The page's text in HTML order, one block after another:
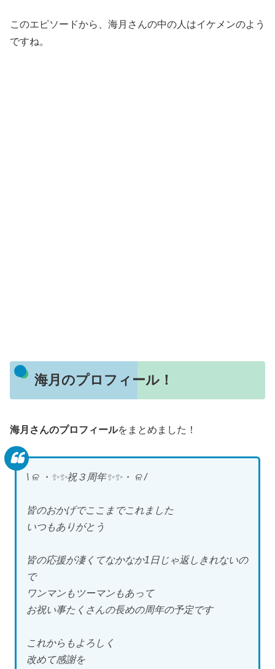
このエピソードから、海月さんの中の人はイケメンのよう
ですね。
海月のプロフィール！
海月さんのプロフィールをまとめました！
\ ଳ ・✨✨祝３周年✨✨・ ଳ /
皆のおかげでここまでこれました
いつもありがとう
皆の応援が凄くてなかなか1日じゃ返しきれないの
で
ワンマンもツーマンもあって
お祝い事たくさんの長めの周年の予定です
これからもよろしく
改めて感謝を